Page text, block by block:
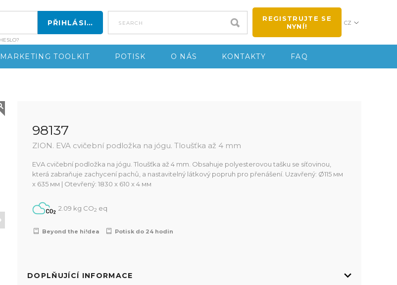
search
REGISTRUJTE SE
NYNÍ!
CZ
MARKETING TOOLKIT POTISK O NÁS KONTAKTY FAQ
98137
ZION. EVA cvičební podložka na jógu. Tloušťka až 4 mm
EVA cvičební podložka na jógu. Tloušťka až 4 mm. Obsahuje polyesterovou tašku se síťovinou,
která zabraňuje zachycení pachů, a nastavitelný látkový popruh pro přenášení. Uzavřený: Ø115 мм
x 635 мм | Otevřený: 1830 x 610 x 4 мм
2.09 kg CO2 eq
Beyond the hi!dea Potisk do 24 hodin
DOPLŇUJÍCÍ INFORMACE